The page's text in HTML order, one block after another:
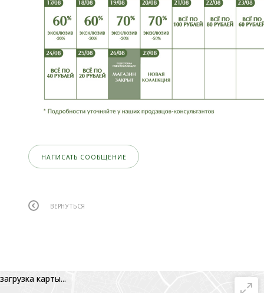
НАПИСАТЬ СООБЩЕНИЕ
ВЕРНУТЬСЯ
загрузка карты...